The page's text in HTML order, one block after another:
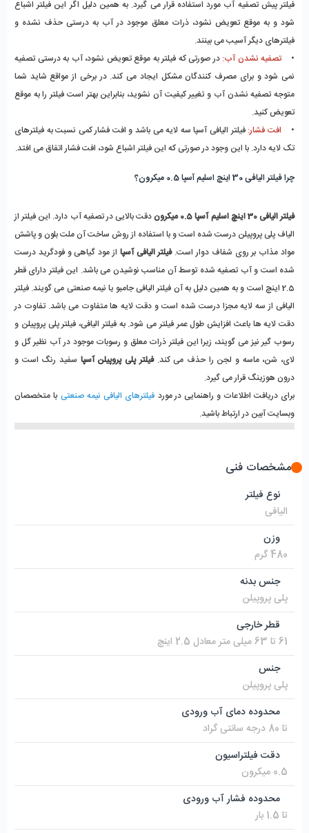
فیلتر پیش تصفیه آب مورد استفاده قرار می گیرد. به همین دلیل اگر این فیلتر اشباع
شود و به موقع تعویض نشود، ذرات معلق موجود در آب به درستی حذف نشده و
فیلترهای دیگر آسیب می بینند.
• تصفیه نشدن آب: در صورتی که فیلتر به موقع تعویض نشود، آب به درستی تصفیه
نمی شود و برای مصرف کنندگان مشکل ایجاد می کند. در برخی از مواقع شاید شما
متوجه تصفیه نشدن آب و تغییر کیفیت آن نشوید، بنابراین بهتر است فیلتر را به موقع
تعویض کنید.
•
افت فشار: فیلتر الیافی آسپا سه لایه می باشد و افت فشار کمی نسبت به فیلترهای
تک لایه دارد. با این وجود در صورتی که این فیلتر اشباع شود، افت فشار اتفاق می افتد.
چرا فیلتر الیافی 30 اینچ اسلیم آسپا 0.5 میکرون؟
فیلتر الیافی 30 اینچ اسلیم آسپا 0.5 میکرون
دقت بالایی در تصفیه آب دارد. این فیلتر از
الیاف پلی پروپیلن درست شده است و با استفاده از روش ساخت آن ملت بلون و پاشش
مواد مذاب بر روی شفاف دوار است.فیلتر الیافی آسپا از مود گیاهی و فودگرید درست
شده است و آب تصفیه شده توسط آن مناسب نوشیدن می باشد. این فیلتر دارای قطر
2.5 اینچ است و به همین دلیل به آن فیلتر الیافی جامبو یا نیمه صنعتی می گویند. فیلتر
الیافی از سه لایه مجزا درست شده است و دقت لایه ها متفاوت می باشد. تفاوت در
دقت لایه ها باعث افزایش طول عمر فیلتر می شود. به فیلتر الیافی، فیلتر پلی پروپیلن و
رسوب گیر نیز می گویند، زیرا این فیلتر ذرات معلق و رسوبات موجود در آب نظیر گل و
لای، شن، ماسه و لجن را حذف می کند.فیلتر پلی پروپیلن آسپا سفید رنگ است و
درون هوزینگ قرار می گیرد.
برای دریافت اطلاعات و راهنمایی در مورد فیلترهای الیافی نیمه صنعتی با متخصصان
وبسایت آبین در ارتباط باشید.
مشخصات فنی
نوع فیلتر
الیافی
وزن
480 گرم
جنس بدنه
پلی پروپیلن
قطر خارجی
61 تا 63 میلی متر معادل 2.5 اینچ
جنس
پلی پروپیلن
محدوده دمای آب ورودی
تا 80 درجه سانتی گراد
دقت فیلتراسیون
0.5 میکرون
محدوده فشار آب ورودی
تا 1.5 بار